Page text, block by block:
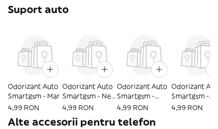
Pini
Pini
Suport auto
Odorizant Auto
Smartgsm - Mar
4,99 RON
Odorizant Auto
Smartgsm - New
Car
4,99 RON
Odorizant Auto
Smartgsm -
Fresh
4,99 RON
Odorizant
Smartgsm -
Vanilie
4,99 RON
Alte accesorii pentru telefon